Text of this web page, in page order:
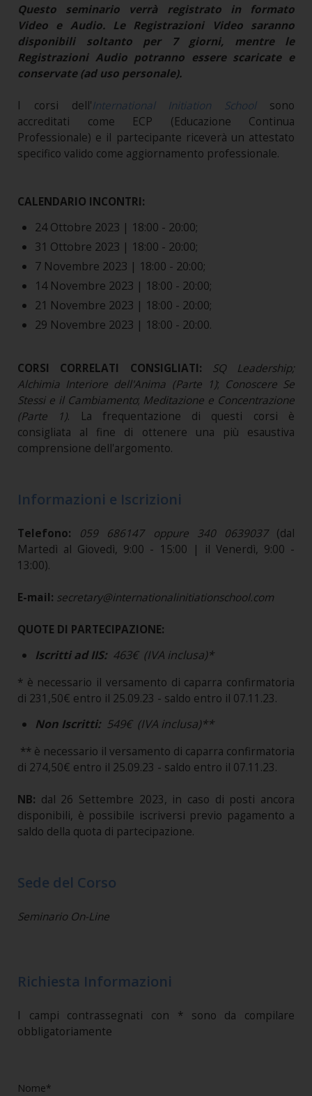
Questo seminario verrà registrato in formato
Video e Audio. Le Registrazioni Video saranno
disponibili soltanto per 7 giorni, mentre le
Registrazioni Audio potranno essere scaricate e
conservate (ad uso personale).
I corsi dell'International Initiation Schoolsono
accreditati come ECP (Educazione Continua
Professionale) e il partecipante riceverà un attestato
specifico valido come aggiornamento professionale.
CALENDARIO INCONTRI:
24 Ottobre 2023 | 18:00 - 20:00;
31 Ottobre 2023 | 18:00 - 20:00;
7 Novembre 2023 | 18:00 - 20:00;
14 Novembre 2023 | 18:00 - 20:00;
21 Novembre 2023 | 18:00 - 20:00;
29 Novembre 2023 | 18:00 - 20:00.
CORSI CORRELATI CONSIGLIATI: SQ Leadership;
Alchimia Interiore dell'Anima (Parte 1); Conoscere Se
Stessi e il Cambiamento; Meditazione e Concentrazione
(Parte 1).
La frequentazione di questi corsi è
consigliata al fine di ottenere una più esaustiva
comprensione dell'argomento.
Informazioni e Iscrizioni
Telefono: 059 686147 oppure 340 0639037 (dal
Martedì al Giovedì, 9:00 - 15:00 | il Venerdì, 9:00 -
13:00).​​​​​​​
E-mail: secretary@internationalinitiationschool.com
QUOTE DI PARTECIPAZIONE:
Iscritti ad IIS: 463€ (IVA inclusa)*
* è necessario il versamento di caparra confirmatoria
di 231,50€ entro il 25.09.23 - saldo entro il 07.11.23.
Non Iscritti: 549€ (IVA inclusa)**
** è necessario il versamento di caparra confirmatoria
di 274,50€ entro il 25.09.23 - saldo entro il 07.11.23.
NB: dal 26 Settembre 2023, in caso di posti ancora
disponibili, è possibile iscriversi previo pagamento a
saldo della quota di partecipazione.
Sede del Corso
Seminario On-Line
Richiesta Informazioni
I campi contrassegnati con * sono da compilare
obbligatoriamente
Nome*